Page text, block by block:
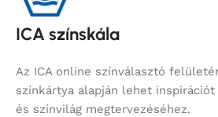
ICA színskála
Az ICA online színválasztó
színkártya alapján lehet
és színvilág megtervezéséhez.